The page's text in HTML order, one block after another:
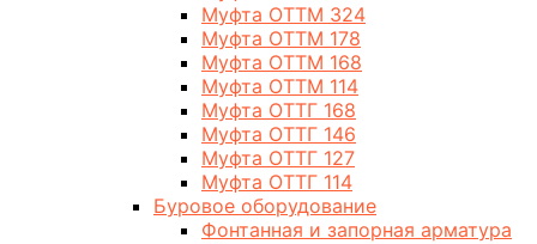
Муфта ОТТМ 324
Муфта ОТТМ 178
Муфта ОТТМ 168
Муфта ОТТМ 114
Муфта ОТТГ 168
Муфта ОТТГ 146
Муфта ОТТГ 127
Муфта ОТТГ 114
Буровое оборудование
Фонтанная и запорная арматура